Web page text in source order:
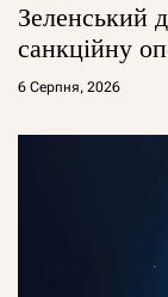
Зеленський
санкційну
6 Серпня, 2026